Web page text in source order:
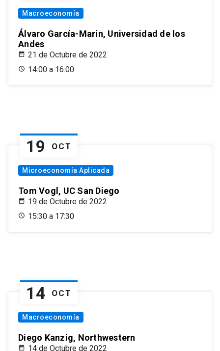
Macroeconomía
Álvaro García-Marin, Universidad de los
Andes
21 de Octubre de 2022
14:00 a 16:00
19 OCT
Microeconomía Aplicada
Tom Vogl, UC San Diego
19 de Octubre de 2022
15:30 a 17:30
14 OCT
Macroeconomía
Diego Kanzig, Northwestern
14 de Octubre de 2022